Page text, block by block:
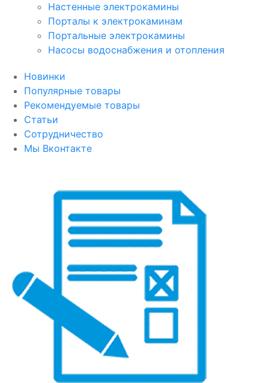
Настенные электрокамины
Порталы к электрокаминам
Портальные электрокамины
Насосы водоснабжения и отопления
Новинки
Популярные товары
Рекомендуемые товары
Статьи
Сотрудничество
Мы Вконтакте